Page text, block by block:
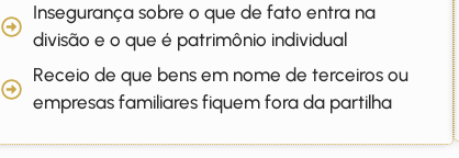
Insegurança sobre o que de fato entra na
divisão e o que é patrimônio individual
Receio de que bens em nome de terceiros ou
empresas familiares fiquem fora da partilha